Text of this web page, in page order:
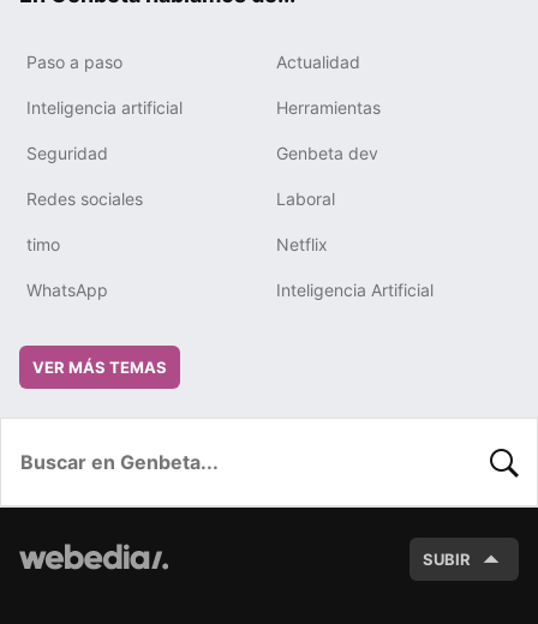
Paso a paso Actualidad
Inteligencia artificial Herramientas
Seguridad Genbeta dev
Redes sociales Laboral
timo Netflix
WhatsApp Inteligencia Artificial
VER MÁS TEMAS
SUBIR